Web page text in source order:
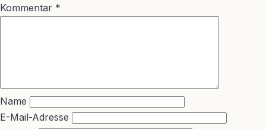
Kommentar *
Name
E-Mail-Adresse